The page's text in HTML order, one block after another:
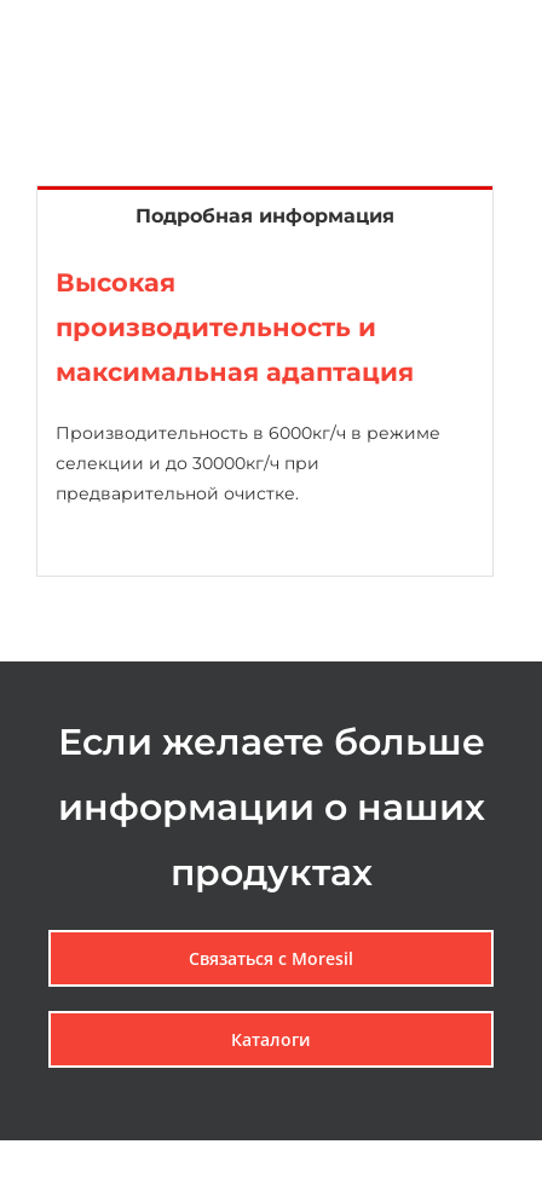
Подробная информация
Высокая
производительность и
максимальная адаптация
Производительность в 6000кг/ч в режиме
селекции и до 30000кг/ч при
предварительной очистке.
Если желаете больше
информации о наших
продуктах
Связаться с Мoresil
Каталоги